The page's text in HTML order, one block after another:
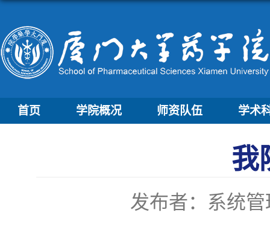
首页 学院概况 师资队伍 学术
我
发布者：系统